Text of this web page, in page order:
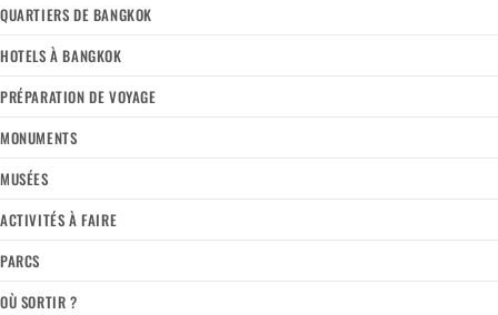
QUARTIERS DE BANGKOK
HOTELS À BANGKOK
PRÉPARATION DE VOYAGE
MONUMENTS
MUSÉES
ACTIVITÉS À FAIRE
PARCS
OÙ SORTIR ?